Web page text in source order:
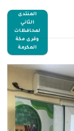
المنتدى
الثاني
لمحافظات
وقرى مكة
المكرمة